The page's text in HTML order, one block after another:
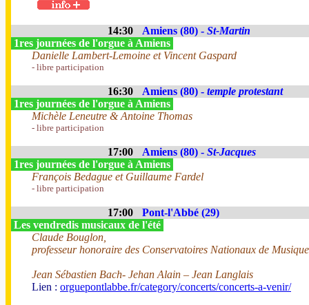
14:30 Amiens (80) - St-Martin
1res journées de l'orgue à Amiens
Danielle Lambert-Lemoine et Vincent Gaspard
- libre participation
16:30 Amiens (80) - temple protestant
1res journées de l'orgue à Amiens
Michèle Leneutre & Antoine Thomas
- libre participation
17:00 Amiens (80) - St-Jacques
1res journées de l'orgue à Amiens
François Bedague et Guillaume Fardel
- libre participation
17:00
Pont-l'Abbé (29)
Les vendredis musicaux de l'été
Claude Bouglon,
professeur honoraire des Conservatoires Nationaux de Musique
Jean Sébastien Bach- Jehan Alain – Jean Langlais
Lien : orguepontlabbe.fr/category/concerts/concerts-a-venir/